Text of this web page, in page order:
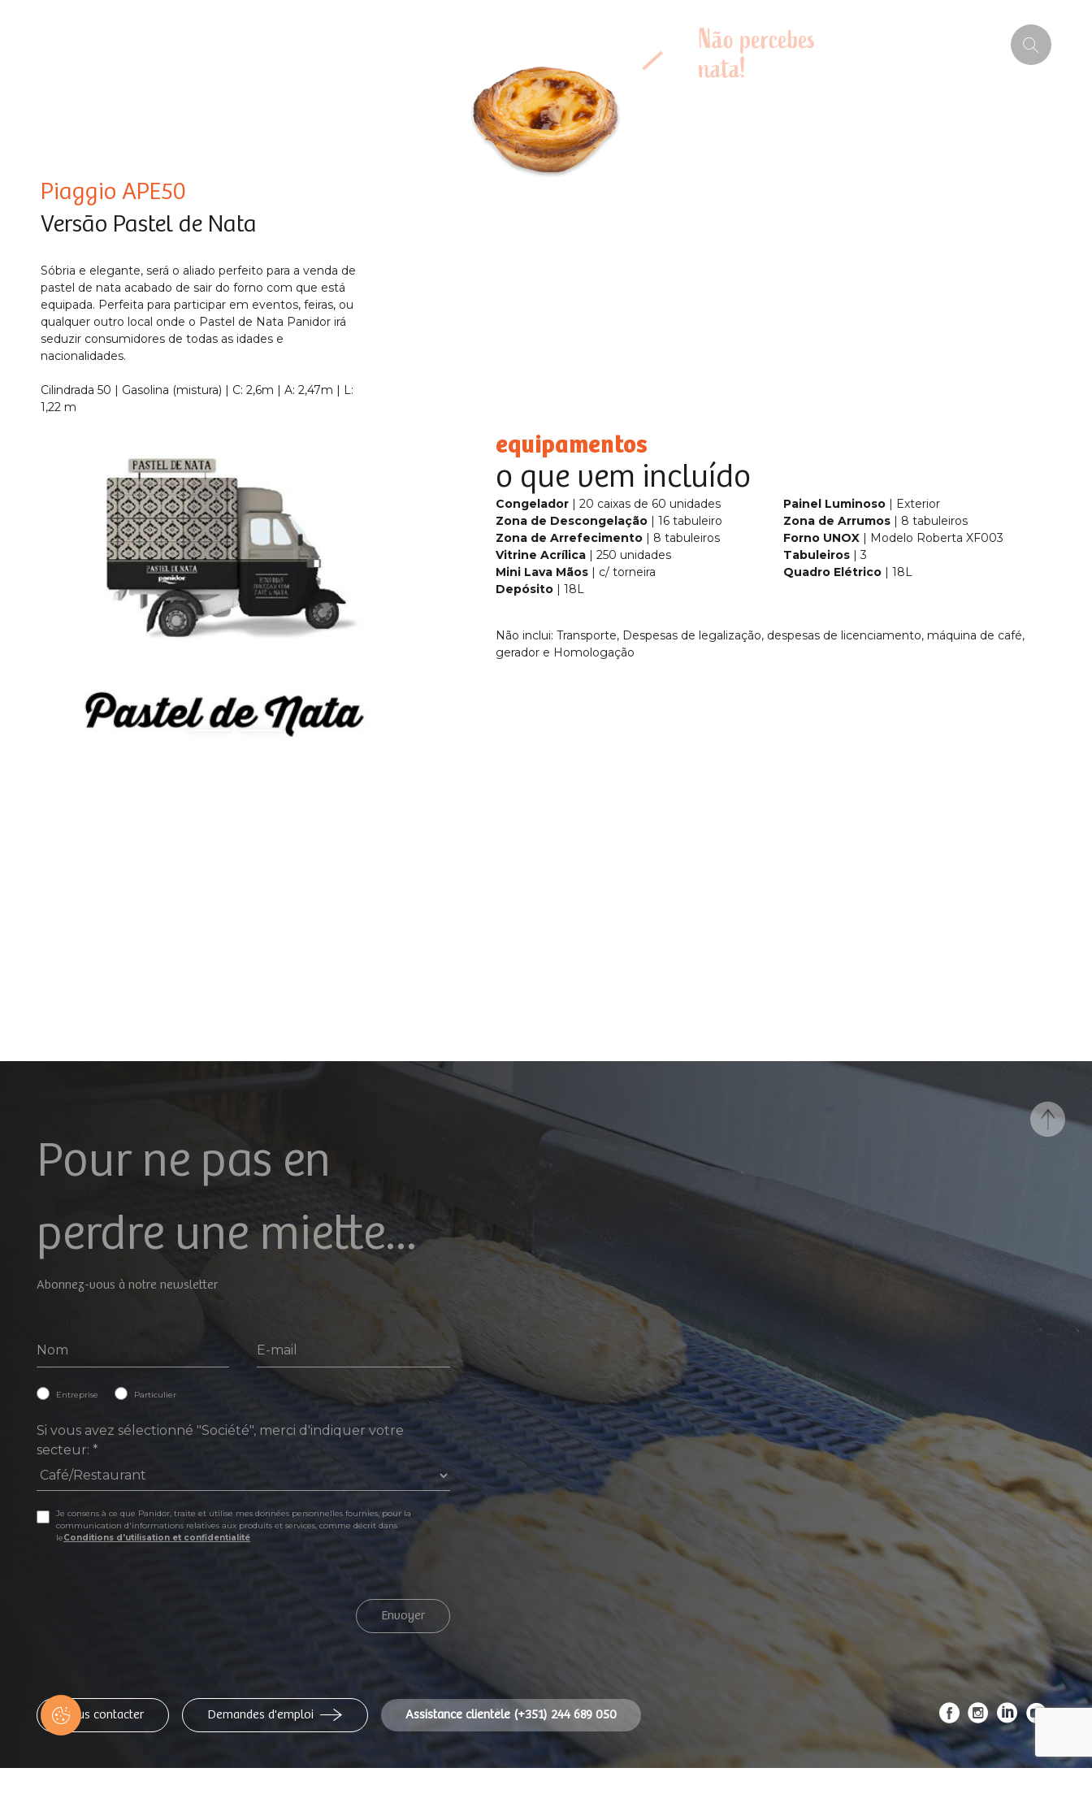
Piaggio APE50
Versão Pastel de Nata
Sóbria e elegante, será o aliado perfeito para a venda de
pastel de nata acabado de sair do forno com que está
equipada. Perfeita para participar em eventos, feiras, ou
qualquer outro local onde o Pastel de Nata Panidor irá
seduzir consumidores de todas as idades e
nacionalidades.
Cilindrada 50 | Gasolina (mistura) | C: 2,6m | A: 2,47m | L:
1,22 m
equipamentos
o que vem incluído
Congelador | 20 caixas de 60 unidades
Zona de Descongelação | 16 tabuleiro
Zona de Arrefecimento | 8 tabuleiros
Vitrine Acrílica | 250 unidades
Mini Lava Mãos | c/ torneira
Depósito | 18L
Painel Luminoso | Exterior
Zona de Arrumos | 8 tabuleiros
Forno UNOX | Modelo Roberta XF003
Tabuleiros | 3
Quadro Elétrico | 18L
Não inclui: Transporte, Despesas de legalização, despesas de licenciamento, máquina de café,
gerador e Homologação
Pour ne pas en
perdre une miette...
Abonnez-vous à notre newsletter
Entreprise Particulier
Si vous avez sélectionné "Société", merci d'indiquer votre
secteur: *
Je consens à ce que Panidor, traite et utilise mes données personnelles fournies, pour la
communication d'informations relatives aux produits et services, comme décrit dans
leConditions d'utilisation et confidentialité
Envoyer
Nous contacter Demandes d'emploi Assistance clientèle (+351) 244 689 050